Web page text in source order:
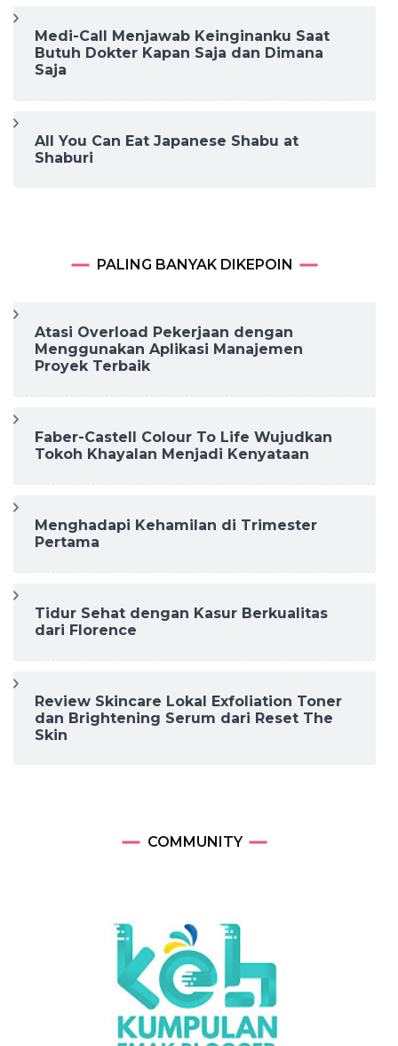
Medi-Call Menjawab Keinginanku Saat
Butuh Dokter Kapan Saja dan Dimana
Saja
All You Can Eat Japanese Shabu at
Shaburi
PALING BANYAK DIKEPOIN
Atasi Overload Pekerjaan dengan
Menggunakan Aplikasi Manajemen
Proyek Terbaik
Faber-Castell Colour To Life Wujudkan
Tokoh Khayalan Menjadi Kenyataan
Menghadapi Kehamilan di Trimester
Pertama
Tidur Sehat dengan Kasur Berkualitas
dari Florence
Review Skincare Lokal Exfoliation Toner
dan Brightening Serum dari Reset The
Skin
COMMUNITY